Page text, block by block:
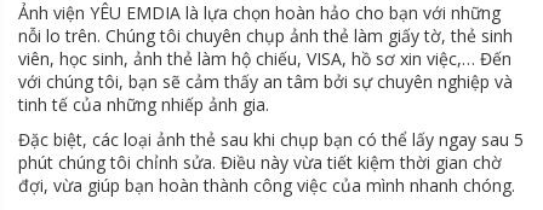
Ảnh viện YÊU EMDIA là lựa chọn hoàn hảo cho bạn với những
nỗi lo trên. Chúng tôi chuyên chụp ảnh thẻ làm giấy tờ, thẻ sinh
viên, học sinh, ảnh thẻ làm hộ chiếu, VISA, hồ sơ xin việc,… Đến
với chúng tôi, bạn sẽ cảm thấy an tâm bởi sự chuyên nghiệp và
tinh tế của những nhiếp ảnh gia.
Đặc biệt, các loại ảnh thẻ sau khi chụp bạn có thể lấy ngay sau 5
phút chúng tôi chỉnh sửa. Điều này vừa tiết kiệm thời gian chờ
đợi, vừa giúp bạn hoàn thành công việc của mình nhanh chóng.